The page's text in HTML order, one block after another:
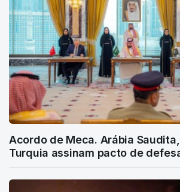
Acordo de Meca. Arábia
Turquia assinam pacto de